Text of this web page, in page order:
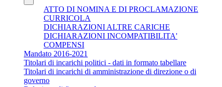
ATTO DI NOMINA E DI PROCLAMAZIONE
CURRICOLA
DICHIARAZIONI ALTRE CARICHE
DICHIARAZIONI INCOMPATIBILITA'
COMPENSI
Mandato 2016-2021
Titolari di incarichi politici - dati in formato tabellare
Titolari di incarichi di amministrazione di direzione o di
governo